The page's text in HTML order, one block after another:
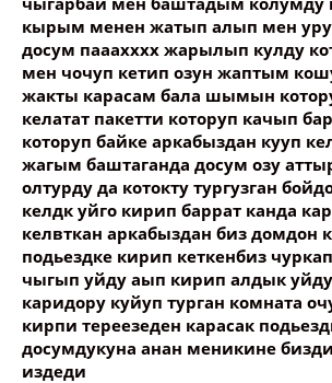
Ваше имя
Название сообщения
Опубликовать контент
кырым менен жатып алып мен
досум пааахххх жарылып кулду
мен чочуп кетип озун жаптым
жакты карасам бала шымын
келатат пакетти которуп качып
которуп байке аркабыздан кууп
жагым баштаганда досум озу
олтурду да котокту тургузган
келдк уйго кирип баррат канда
келвткан аркабыздан биз домдон
подьездке кирип кеткенбиз
чыгып уйду аып кирип алдык
каридору куйуп турган комната
кирпи тереезеден карасак
досумдукуна анан меникине
издеди